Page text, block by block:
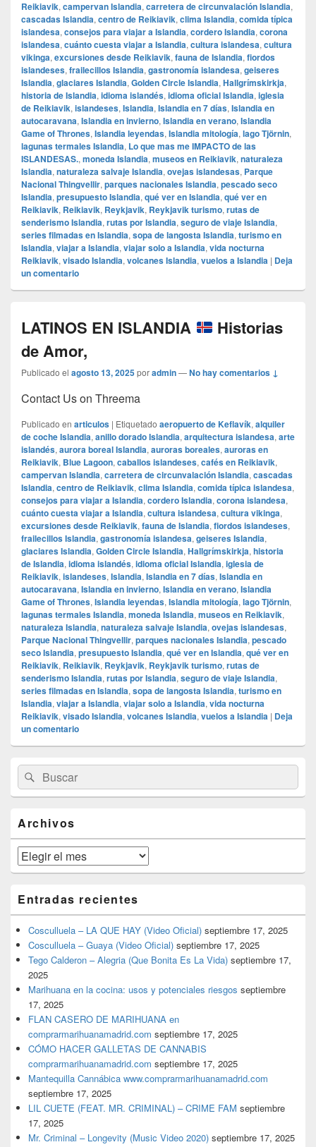
Reikiavik, campervan Islandia, carretera de circunvalación Islandia,
cascadas Islandia, centro de Reikiavik, clima Islandia, comida típica
islandesa, consejos para viajar a Islandia, cordero Islandia, corona
islandesa, cuánto cuesta viajar a Islandia, cultura islandesa, cultura
vikinga, excursiones desde Reikiavik, fauna de Islandia, fiordos
islandeses, frailecillos Islandia, gastronomía islandesa, geiseres
Islandia, glaciares Islandia, Golden Circle Islandia, Hallgrímskirkja,
historia de Islandia, idioma islandés, idioma oficial Islandia, iglesia
de Reikiavik, islandeses, Islandia, Islandia en 7 días, Islandia en
autocaravana, Islandia en invierno, Islandia en verano, Islandia
Game of Thrones, Islandia leyendas, Islandia mitología, lago Tjörnin,
lagunas termales Islandia, Lo que mas me IMPACTO de las
ISLANDESAS., moneda Islandia, museos en Reikiavik, naturaleza
Islandia, naturaleza salvaje Islandia, ovejas islandesas, Parque
Nacional Thingvellir, parques nacionales Islandia, pescado seco
Islandia, presupuesto Islandia, qué ver en Islandia, qué ver en
Reikiavik, Reikiavik, Reykjavik, Reykjavik turismo, rutas de
senderismo Islandia, rutas por Islandia, seguro de viaje Islandia,
series filmadas en Islandia, sopa de langosta Islandia, turismo en
Islandia, viajar a Islandia, viajar solo a Islandia, vida nocturna
Reikiavik, visado Islandia, volcanes Islandia, vuelos a Islandia | Deja
un comentario
LATINOS EN ISLANDIA
Historias
de Amor,
Publicado el agosto 13, 2025poradmin—No hay comentarios ↓
Contact Us on Threema
Publicado en articulos | Etiquetado aeropuerto de Keflavík, alquiler
de coche Islandia, anillo dorado Islandia, arquitectura islandesa, arte
islandés, aurora boreal Islandia, auroras boreales, auroras en
Reikiavik, Blue Lagoon, caballos islandeses, cafés en Reikiavik,
campervan Islandia, carretera de circunvalación Islandia, cascadas
Islandia, centro de Reikiavik, clima Islandia, comida típica islandesa,
consejos para viajar a Islandia, cordero Islandia, corona islandesa,
cuánto cuesta viajar a Islandia, cultura islandesa, cultura vikinga,
excursiones desde Reikiavik, fauna de Islandia, fiordos islandeses,
frailecillos Islandia, gastronomía islandesa, geiseres Islandia,
glaciares Islandia, Golden Circle Islandia, Hallgrímskirkja, historia
de Islandia, idioma islandés, idioma oficial Islandia, iglesia de
Reikiavik, islandeses, Islandia, Islandia en 7 días, Islandia en
autocaravana, Islandia en invierno, Islandia en verano, Islandia
Game of Thrones, Islandia leyendas, Islandia mitología, lago Tjörnin,
lagunas termales Islandia, moneda Islandia, museos en Reikiavik,
naturaleza Islandia, naturaleza salvaje Islandia, ovejas islandesas,
Parque Nacional Thingvellir, parques nacionales Islandia, pescado
seco Islandia, presupuesto Islandia, qué ver en Islandia, qué ver en
Reikiavik, Reikiavik, Reykjavik, Reykjavik turismo, rutas de
senderismo Islandia, rutas por Islandia, seguro de viaje Islandia,
series filmadas en Islandia, sopa de langosta Islandia, turismo en
Islandia, viajar a Islandia, viajar solo a Islandia, vida nocturna
Reikiavik, visado Islandia, volcanes Islandia, vuelos a Islandia | Deja
un comentario
área
de
widget
lateral
primaria
Buscar
por:
Buscar
Archivos
Archivos
Entradas recientes
Cosculluela – LA QUE HAY (Video Oficial) septiembre 17, 2025
Cosculluela – Guaya (Video Oficial) septiembre 17, 2025
Tego Calderon – Alegria (Que Bonita Es La Vida) septiembre 17,
2025
Marihuana en la cocina: usos y potenciales riesgos septiembre
17, 2025
FLAN CASERO DE MARIHUANA en
comprarmarihuanamadrid.com septiembre 17, 2025
CÓMO HACER GALLETAS DE CANNABIS
comprarmarihuanamadrid.com septiembre 17, 2025
Mantequilla Cannábica www.comprarmarihuanamadrid.com
septiembre 17, 2025
LIL CUETE (FEAT. MR. CRIMINAL) – CRIME FAM septiembre
17, 2025
Mr. Criminal – Longevity (Music Video 2020) septiembre 17, 2025